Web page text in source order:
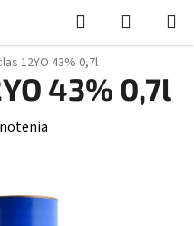
Hľadať
KOŠÍK
12YO 43% 0,7l
43% 0,7l